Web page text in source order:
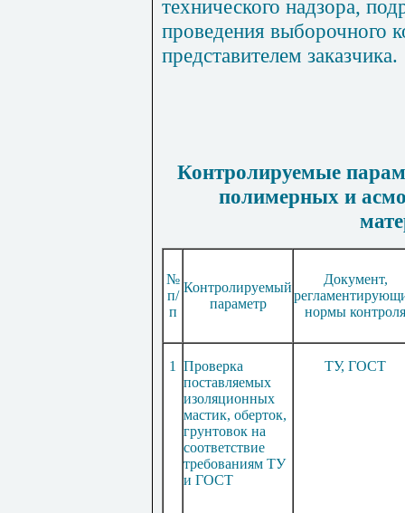
технического надзора,
проведения выборочного
представителем заказчика.
Контролируемые
полимерных и
№
п/
п
Контролируемый
параметр
Документ,
нормы контроля
1
Проверка
поставляемых
изоляционных
мастик, оберток,
грунтовок на
соответствие
требованиям ТУ
и ГОСТ
ТУ, ГОСТ